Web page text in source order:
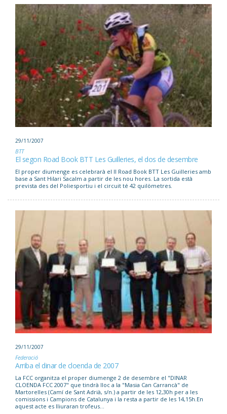
29/11/2007
BTT
El segon Road Book BTT Les Guilleries, el dos de desembre
El proper diumenge es celebrarà el II Road Book BTT Les Guilleries amb
base a Sant Hilari Sacalm a partir de les nou hores. La sortida està
prevista des del Poliesportiu i el circuit té 42 quilòmetres.
29/11/2007
Federació
Arriba el dinar de cloenda de 2007
La FCC organitza el proper diumenge 2 de desembre el "DINAR
CLOENDA FCC 2007" que tindrà lloc a la "Masia Can Carrancà" de
Martorelles (Camí de Sant Adrià, s/n.) a partir de les 12,30h per a les
comissions i Campions de Catalunya i la resta a partir de les 14,15h.En
aquest acte es lliuraran trofeus...